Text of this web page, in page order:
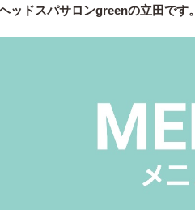
ッドスパサロンgreenの立田です。